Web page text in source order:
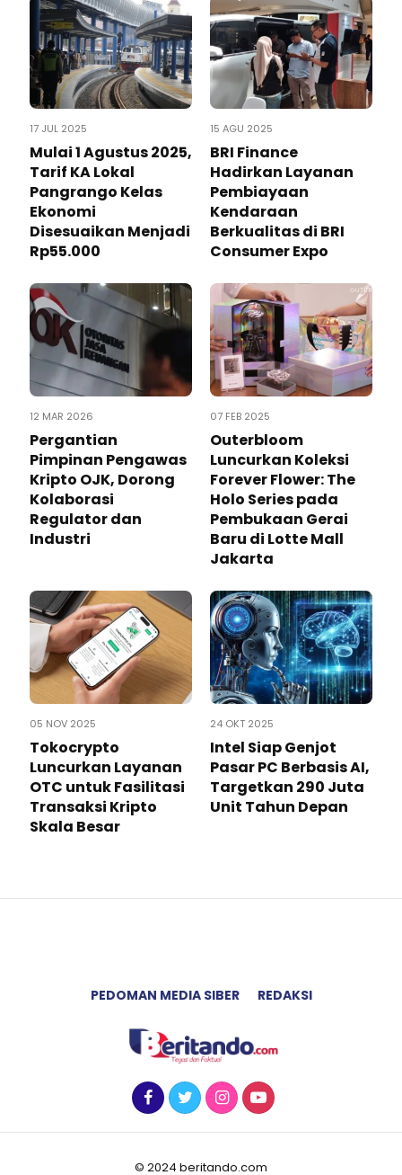
17 JUL 2025
Mulai 1 Agustus 2025,
Tarif KA Lokal
Pangrango Kelas
Ekonomi
Disesuaikan Menjadi
Rp55.000
15 AGU 2025
BRI Finance
Hadirkan Layanan
Pembiayaan
Kendaraan
Berkualitas di BRI
Consumer Expo
12 MAR 2026
Pergantian
Pimpinan Pengawas
Kripto OJK, Dorong
Kolaborasi
Regulator dan
Industri
07 FEB 2025
Outerbloom
Luncurkan Koleksi
Forever Flower: The
Holo Series pada
Pembukaan Gerai
Baru di Lotte Mall
Jakarta
05 NOV 2025
Tokocrypto
Luncurkan Layanan
OTC untuk Fasilitasi
Transaksi Kripto
Skala Besar
24 OKT 2025
Intel Siap Genjot
Pasar PC Berbasis AI,
Targetkan 290 Juta
Unit Tahun Depan
PEDOMAN MEDIA SIBER REDAKSI
© 2024 beritando.com